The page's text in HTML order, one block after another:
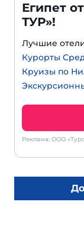
Египет
ТУР»!
Лучшие
Курорты
Круизы по
Реклама: ООО